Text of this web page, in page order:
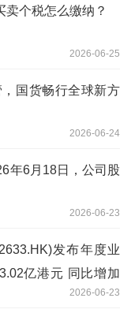
卖个税怎么缴纳？
2026-06-25
国货畅行全球新方
2026-06-24
年6月18日，公司股
2026-06-23
发布年度业
亿港元 同比增加
2026-06-23